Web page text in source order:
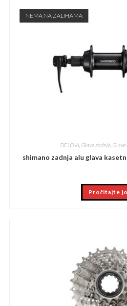
NEMA NA ZALIHAMA
DELOVI, Glave zadnje,
shimano zadnja alu glava
Pročitajte